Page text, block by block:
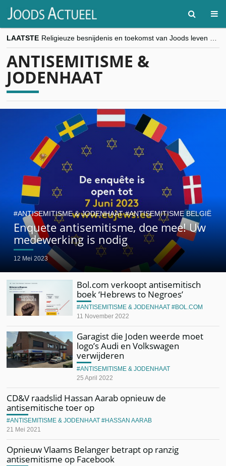
LAATSTE
“Besnijdenisdebat toont hoe moeilijk seculiere Westen minderheden begrijpt”, Jinnih Beels (Vooruit)
ANTISEMITISME &
JODENHAAT
Enquete antisemitisme, doe mee! Uw
medewerking is nodig
12 Mei 2023
ANTISEMITISME & JODENHAAT ANTISEMITISME BELGIË
Bol.com verkoopt antisemitisch
boek ‘Hebrews to Negroes’
11 November 2022
ANTISEMITISME & JODENHAAT BOL.COM
Garagist die Joden weerde moet
logo’s Audi en Volkswagen
verwijderen
25 April 2022
ANTISEMITISME & JODENHAAT
CD&V raadslid Hassan Aarab opnieuw de
antisemitische toer op
21 Mei 2021
ANTISEMITISME & JODENHAAT HASSAN AARAB
Opnieuw Vlaams Belanger betrapt op ranzig
antisemitisme op Facebook